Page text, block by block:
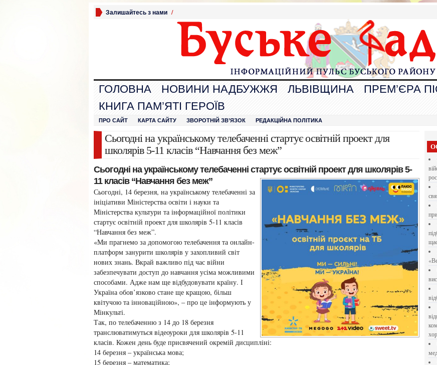
Залишайтесь з нами /
ГОЛОВНА НОВИНИ НАДБУЖЖЯ ЛЬВІВЩИНА
ПРЕМ’ЄРА
КНИГА ПАМ’ЯТІ ГЕРОЇВ
ПРО САЙТ КАРТА САЙТУ ЗВОРОТНІЙ ЗВ’ЯЗОК РЕДАКЦІЙНА ПОЛІТИКА
Сьогодні на українському телебаченні стартує освітній проект для
школярів 5-11 класів “Навчання без меж”
Сьогодні на українському телебаченні стартує освітній проект для школярів 5-
11 класів “Навчання без меж”
Сьогодні, 14 березня, на українському телебаченні за
ініціативи Міністерства освіти і науки та
Міністерства культури та інформаційної політики
стартує освітній проект для школярів 5-11 класів
“Навчання без меж”.
«Ми прагнемо за допомогою телебачення та онлайн-
платформ занурити школярів у захопливий світ
нових знань. Вкрай важливо під час війни
забезпечувати доступ до навчання усіма можливими
способами. Адже нам ще відбудовувати країну. І
Україна обов’язково стане ще кращою, більш
квітучою та інноваційною», – про це інформують у
Мінкульті.
Так, по телебаченню з 14 до 18 березня
транслюватимуться відеоуроки для школярів 5-11
класів. Кожен день буде присвячений окремій дисципліні:
14 березня – українська мова;
15 березня – математика;